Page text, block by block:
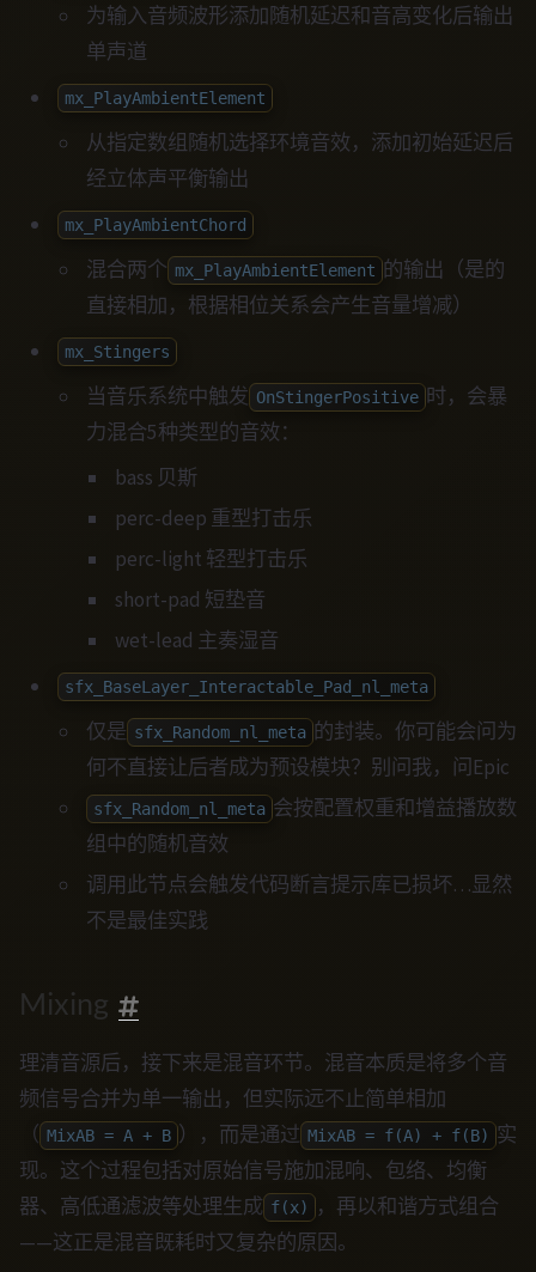
为输入音频波形添加随机延迟和音高变化后输出
单声道
mx_PlayAmbientElement
从指定数组随机选择环境音效，添加初始延迟后
经立体声平衡输出
mx_PlayAmbientChord
混合两个 mx_PlayAmbientElement 的输出（是的
直接相加，根据相位关系会产生音量增减）
mx_Stingers
当音乐系统中触发 OnStingerPositive 时，会暴
力混合5种类型的音效：
bass 贝斯
perc-deep 重型打击乐
perc-light 轻型打击乐
short-pad 短垫音
wet-lead 主奏湿音
sfx_BaseLayer_Interactable_Pad_nl_meta
仅是 sfx_Random_nl_meta 的封装。你可能会问为
何不直接让后者成为预设模块？别问我，问Epic
sfx_Random_nl_meta 会按配置权重和增益播放数
组中的随机音效
调用此节点会触发代码断言提示库已损坏…显然
不是最佳实践
Mixing
理清音源后，接下来是混音环节。混音本质是将多个音
频信号合并为单一输出，但实际远不止简单相加
（ MixAB = A + B ），而是通过 MixAB = f(A) + f(B) 实
现。这个过程包括对原始信号施加混响、包络、均衡
器、高低通滤波等处理生成 f(x)
，再以和谐方式组合
——这正是混音既耗时又复杂的原因。